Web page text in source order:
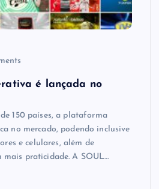
é lançada no
150 países, a plataforma
no mercado, podendo inclusive
e celulares, além de
mais praticidade. A SOUL…